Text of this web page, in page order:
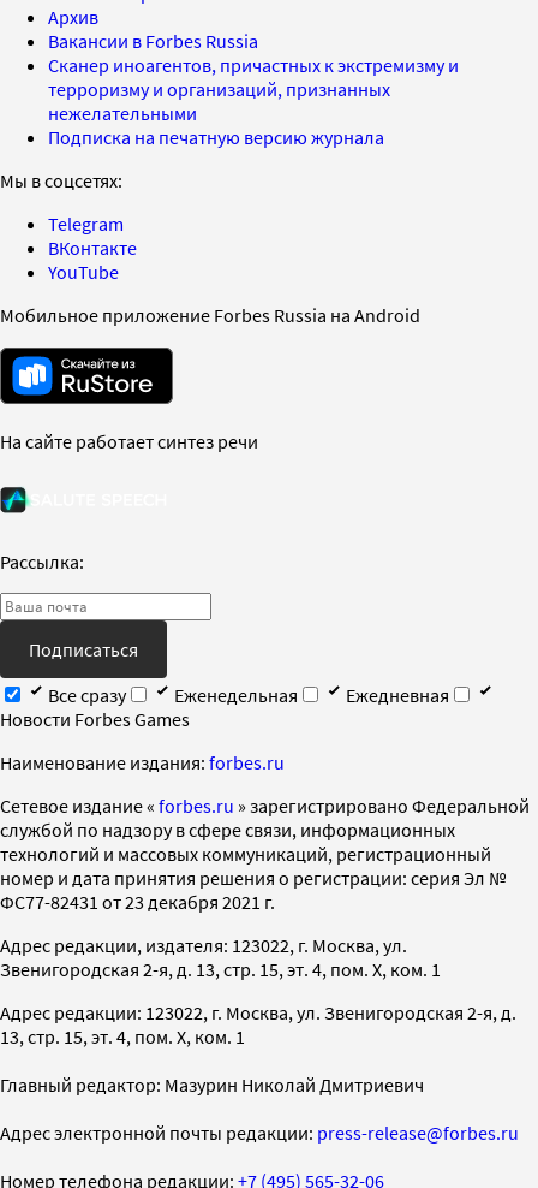
Архив
Вакансии в Forbes Russia
Сканер иноагентов, причастных к экстремизму и
терроризму и организаций, признанных
нежелательными
Подписка на печатную версию журнала
Мы в соцсетях:
Telegram
ВКонтакте
YouTube
Мобильное приложение Forbes Russia на Android
На сайте работает синтез речи
Рассылка:
Подписаться
Все сразу
Еженедельная
Ежедневная
Новости Forbes Games
Наименование издания: forbes.ru
Cетевое издание « forbes.ru » зарегистрировано Федеральной
службой по надзору в сфере связи, информационных
технологий и массовых коммуникаций, регистрационный
номер и дата принятия решения о регистрации: серия Эл №
ФС77-82431 от 23 декабря 2021 г.
Адрес редакции, издателя: 123022, г. Москва, ул.
Звенигородская 2-я, д. 13, стр. 15, эт. 4, пом. X, ком. 1
Адрес редакции: 123022, г. Москва, ул. Звенигородская 2-я, д.
13, стр. 15, эт. 4, пом. X, ком. 1
Главный редактор: Мазурин Николай Дмитриевич
Адрес электронной почты редакции: press-release@forbes.ru
Номер телефона редакции: +7 (495) 565-32-06